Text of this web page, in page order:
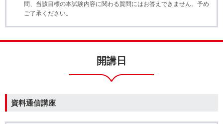
問、当該目標の本試験内容に関わる質問にはお答えできません。予め
ご了承ください。
開講日
資料通信講座